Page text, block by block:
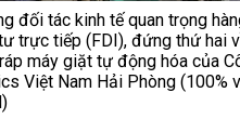
đối tác kinh tế quan trọng
trực tiếp (FDI), đứng thứ hai
máy giặt tự động hóa của
Việt Nam Hải Phòng (100%